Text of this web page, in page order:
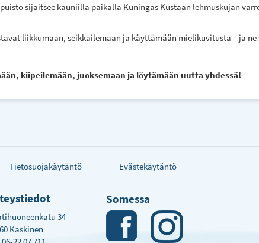
sijaitsee kauniilla paikalla Kuningas Kustaan lehmuskujan
liikkumaan, seikkailemaan ja käyttämään mielikuvitusta – ja
kiipeilemään, juoksemaan ja löytämään uutta yhdessä!
Tietosuojakäytäntö Evästekäytäntö
34
Kaskinen
Somessa